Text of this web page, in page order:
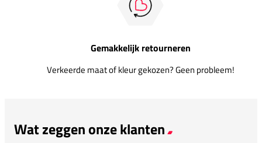
Gemakkelijk retourneren
Verkeerde maat of kleur gekozen? Geen probleem!
Wat zeggen onze klanten